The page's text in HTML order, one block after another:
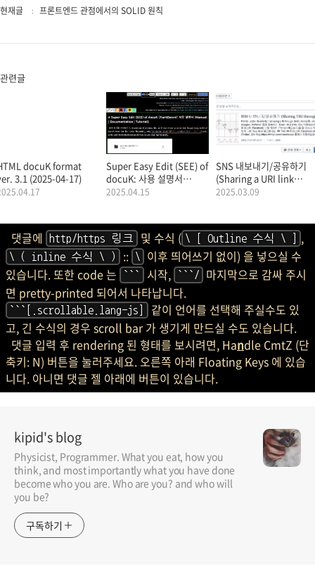
현재글 프론트엔드 관점에서의 SOLID 원칙
관련글
docuK format
3.1 (2025-04-17)
Super Easy Edit (SEE) of
docuK: 사용 설명서
(Manual |
2025.04.15
SNS 내보내기/공유하기
(Sharing a URI link
through SNS)
2025.03.09
댓글에 http/https 링크 및 수식 ( \ [ Outline 수식 \ ] ,
\ ( inline 수식 \ ) :: \
이후 띄어쓰기 없이) 을 넣으실 수
있습니다. 또한 code 는
``` 시작, ```/
마지막으로 감싸 주시
면 pretty-printed 되어서 나타납니다.
```[.scrollable.lang-js]
같이 언어를 선택해 주실수도 있
고, 긴 수식의 경우 scroll bar 가 생기게 만드실 수도 있습니다.
댓글 입력 후 rendering 된 형태를 보시려면, Handle CmtZ (단
축키: N) 버튼을 눌러주세요. 오른쪽 아래 Floating Keys 에 있습
니다. 아니면 댓글 젤 아래에 버튼이 있습니다.
kipid's blog
Physicist, Programmer. What you eat, how you
think, and most importantly what you have done
become who you are. Who are you? and who will
you be?
구독하기